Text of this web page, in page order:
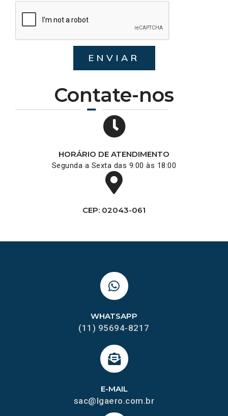
Contate-nos
HORÁRIO DE ATENDIMENTO
Segunda a Sexta das 9:00 às 18:00
CEP: 02043-061
ENVIAR
E-MAIL
sac@lgaero.com.br
WHATSAPP
(11) 95694-8217